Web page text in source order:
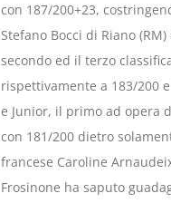
con 187/200+23,
Stefano Bocci di Riano
secondo ed il terzo
rispettivamente a 183/200
e Junior, il primo ad opera
con 181/200 dietro
francese Caroline
Frosinone ha saputo